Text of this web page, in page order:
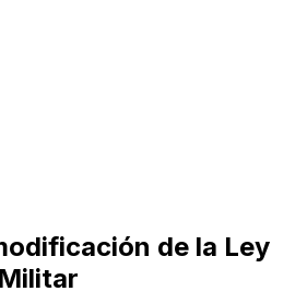
de la Ley